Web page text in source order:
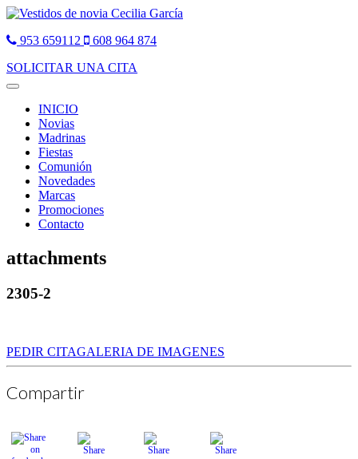
953 659112
608 964 874
SOLICITAR UNA CITA
Toggle
navigationINICIO
Novias
Madrinas
Fiestas
Comunión
Novedades
Marcas
Promociones
Contacto
attachments
2305-2
PEDIR CITAGALERIA DE IMAGENES
Compartir